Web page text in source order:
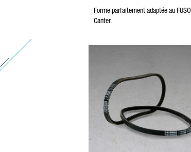
Forme parfaitement adaptée au FUSO
Canter.